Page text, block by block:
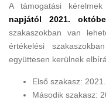
A támogatási
napjától 2021.
szakaszokban van
értékelési
együttesen kerülnek
Első szakasz:
Második szakasz: